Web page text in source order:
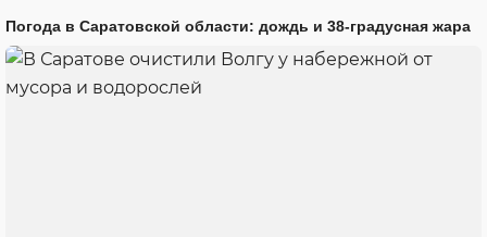
Погода в Саратовской области: дождь и 38-градусная жара